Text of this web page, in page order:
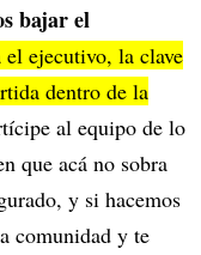
bajar el
el ejecutivo, la clave
dentro de la
al equipo de lo
que acá no sobra
y si hacemos
comunidad y te